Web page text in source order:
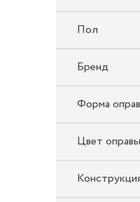
Пол
Бренд
Форма
Цвет оправы